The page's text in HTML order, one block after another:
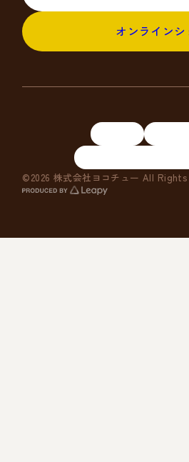
オンライン
©2026 株式会社ヨコチュー All Rights